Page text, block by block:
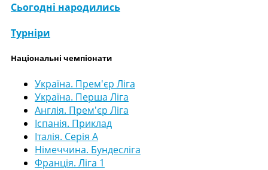
Сьогодні народились
Турніри
Національні чемпіонати
Україна. Прем'єр Ліга
Україна. Перша Ліга
Англія. Прем'єр Ліга
Іспанія. Приклад
Італія. Серія А
Німеччина. Бундесліга
Франція. Ліга 1